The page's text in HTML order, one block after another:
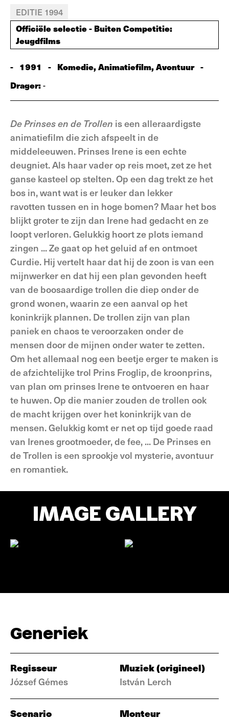
EDITIE 1994
Officiële selectie - Buiten Competitie:
Jeugdfilms
- 1991 - Komedie, Animatiefilm, Avontuur -
Drager:-
De Prinses en de Trollen is een alleraardigste
animatiefilm die zich afspeelt in de
middeleeuwen. Prinses Irene is een echte
deugniet. Als haar vader op reis moet, zet ze het
ganse kasteel op stelten. Op een dag trekt ze het
bos in, want wat is er leuker dan lekker
ravotten tussen en in hoge bomen? Maar het bos
blijkt groter te zijn dan Irene had gedacht en ze
loopt verloren. Gelukkig hoort ze plots iemand
zingen ... Ze gaat op het geluid af en ontmoet
Curdie. Hij vertelt haar dat hij de zoon is van een
mijnwerker en dat hij een plan gevonden heeft
van de boosaardige trollen die diep onder de
grond wonen, waarin ze een aanval op het
koninkrijk plannen. De trollen zijn van plan
paniek en chaos te veroorzaken onder de
mensen door de mijnen onder water te zetten.
Om het allemaal nog een beetje erger te maken is
de afzichtelijke trol Prins Froglip, de kroonprins,
van plan om prinses Irene te ontvoeren en haar
te huwen. Op die manier zouden de trollen ook
de macht krijgen over het koninkrijk van de
mensen. Gelukkig komt er net op tijd goede raad
van Irenes grootmoeder, de fee, ... De Prinses en
de Trollen is een sprookje vol mysterie, avontuur
en romantiek.
IMAGE GALLERY
Generiek
Regisseur
József Gémes
Muziek (origineel)
István Lerch
Scenario Monteur